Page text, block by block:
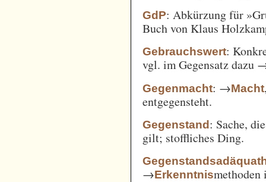
GdP: Abkürzung für
Buch von Klaus
Gebrauchswert:
vgl. im Gegensatz dazu
Gegenmacht: →Macht
entgegensteht.
Gegenstand: Sache,
gilt; stoffliches Ding.
→Erkenntnismethoden